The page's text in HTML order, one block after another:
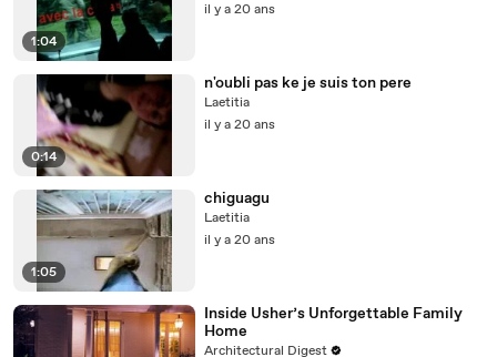
1:04
il y a 20 ans
0:14
n'oubli pas ke je suis ton pere
Laetitia
il y a 20 ans
1:05
chiguagu
Laetitia
il y a 20 ans
Inside Usher’s Unforgettable Family
Home
Architectural Digest